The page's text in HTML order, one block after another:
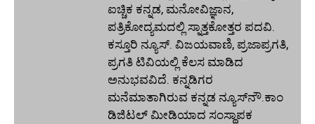
ಐಚ್ಚಿಕ ಕನ್ನಡ, ಮನೋವಿಜ್ಞಾನ,
ಪತ್ರಿಕೋದ್ಯಮದಲ್ಲಿ ಸ್ನಾತ್ತಕೋತ್ತರ ಪದವಿ.
ಕಸ್ತೂರಿ ನ್ಯೂಸ್‌. ವಿಜಯವಾಣಿ, ಪ್ರಜಾಪ್ರಗತಿ,
ಪ್ರಗತಿ ಟಿವಿಯಲ್ಲಿ ಕೆಲಸ ಮಾಡಿದ
ಅನುಭವವಿದೆ. ಕನ್ನಡಿಗರ
ಮನೆಮಾತಾಗಿರುವ ಕನ್ನಡ ನ್ಯೂಸ್‌ನೌ.ಕಾಂ
ಡಿಜಿಟಲ್‌ ಮೀಡಿಯಾದ ಸಂಸ್ಥಾಪಕ